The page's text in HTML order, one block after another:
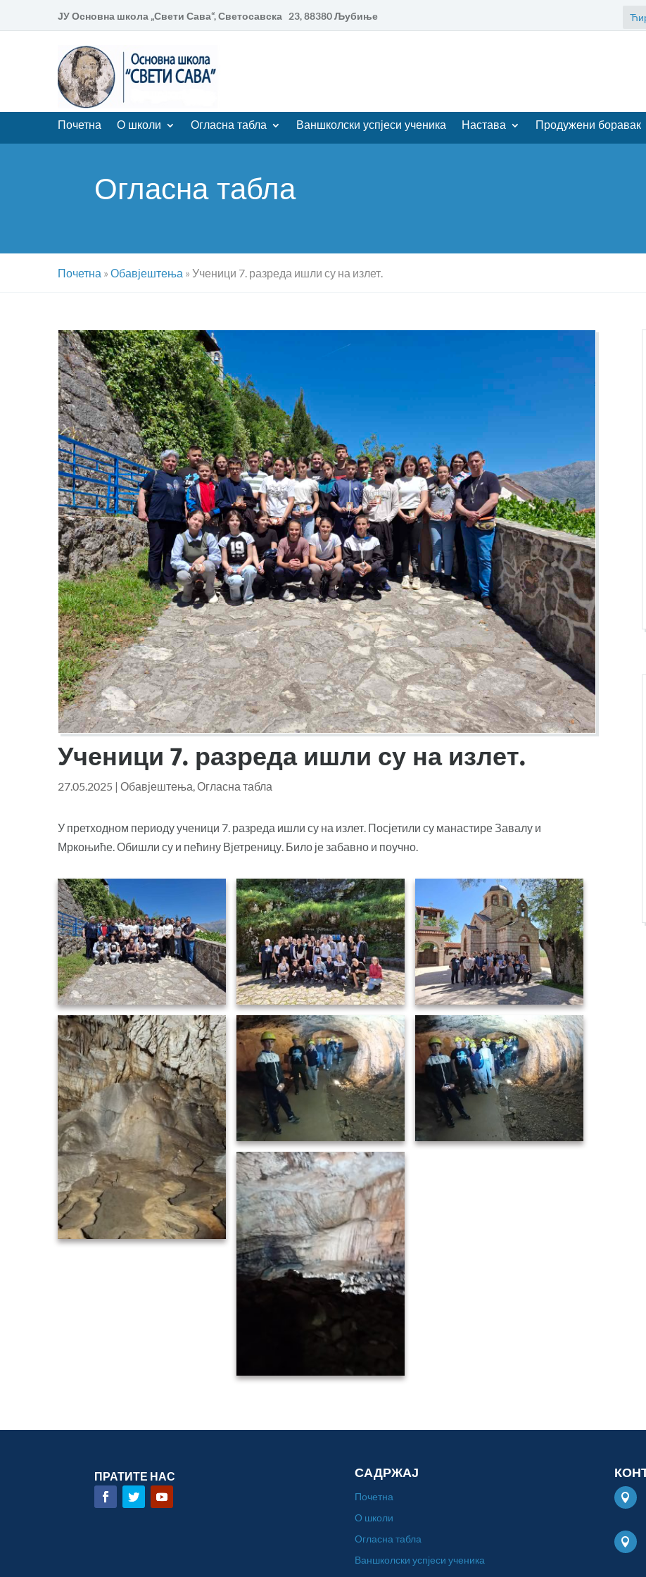
ЈУ Основна школа „Свети Сава“, Светосавска 23, 88380 Љубиње
Почетна О школи Огласна табла Ваншколски успјеси ученика Настава Продужени боравак
Огласна табла
Почетна » Обавјештења » Ученици 7. разреда ишли су на излет.
Ученици 7. разреда ишли су на излет.
27.05.2025 | Обавјештења Огласна табла
У претходном периоду ученици 7. разреда ишли су на излет. Посјетили су манастире Завалу и
Мркоњиће. Обишли су и пећину Вјетреницу. Било је забавно и поучно.
ПРАТИТЕ НАС САДРЖАЈ
Почетна
О школи
Огласна табла
Ваншколски успјеси ученика

